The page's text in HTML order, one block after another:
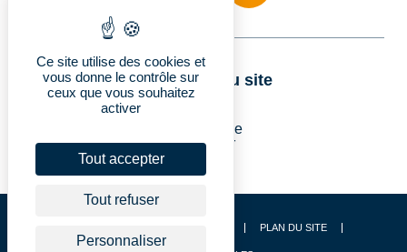
Rubriques du site
Vie pratique
Découvrir
PLAN DU SITE
Ce site utilise des cookies et
vous donne le contrôle sur
ceux que vous souhaitez
activer
Tout accepter
Tout refuser
Personnaliser